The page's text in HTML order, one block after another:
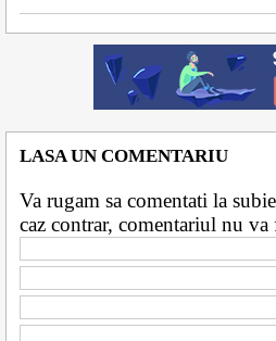
LASA UN COMENTARIU
Va rugam sa comentati la
caz contrar, comentariul nu